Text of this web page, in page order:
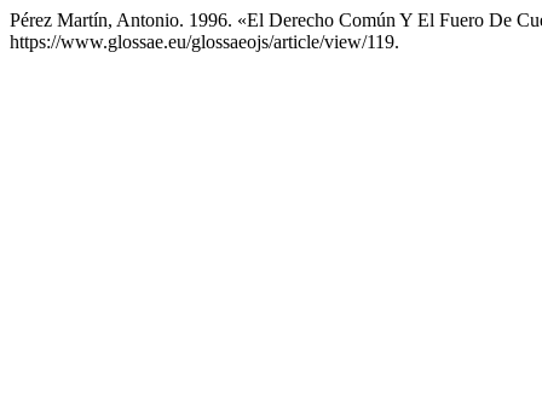
Pérez Martín, Antonio. 1996. «El Derecho Común Y El Fuero De
https://www.glossae.eu/glossaeojs/article/view/119.